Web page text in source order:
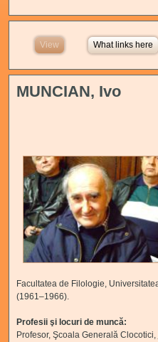
View (active tab)What links here
MUNCIAN, Ivo
Facultatea de Filologie,
(1961–1966).
Profesii şi locuri de muncă:
Profesor, Şcoala Generală